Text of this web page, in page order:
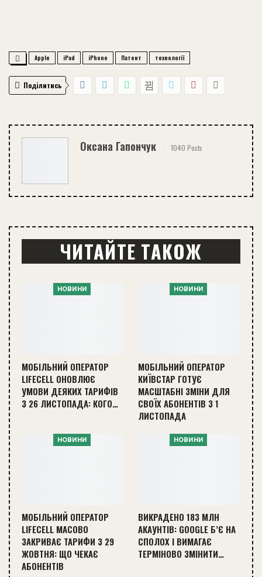
Apple iPad iPhone Патент технології
Поділитись
Оксана Гапончук 1040 Posts
ЧИТАЙТЕ ТАКОЖ
НОВИНИ
МОБІЛЬНИЙ ОПЕРАТОР
LIFECELL ОНОВЛЮЄ
УМОВИ ДЕЯКИХ ТАРИФІВ
З 26 ЛИСТОПАДА: КОГО…
НОВИНИ
МОБІЛЬНИЙ ОПЕРАТОР
КИЇВСТАР ГОТУЄ
МАСШТАБНІ ЗМІНИ ДЛЯ
СВОЇХ АБОНЕНТІВ З 1
ЛИСТОПАДА
НОВИНИ
МОБІЛЬНИЙ ОПЕРАТОР
LIFECELL МАСОВО
ЗАКРИВАЄ ТАРИФИ З 29
ЖОВТНЯ: ЩО ЧЕКАЄ
АБОНЕНТІВ
НОВИНИ
ВИКРАДЕНО 183 МЛН
АКАУНТІВ: GOOGLE Б’Є НА
СПОЛОХ І ВИМАГАЄ
ТЕРМІНОВО ЗМІНИТИ…